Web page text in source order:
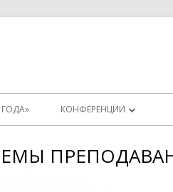
КОНФЕРЕНЦИИ
ТЕСТОВАЯ КОНФЕРЕНЦИЯ